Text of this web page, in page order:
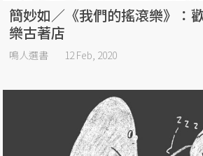
簡妙如／《我們的搖滾樂》：
樂古著店
鳴人選書 12 Feb, 2020